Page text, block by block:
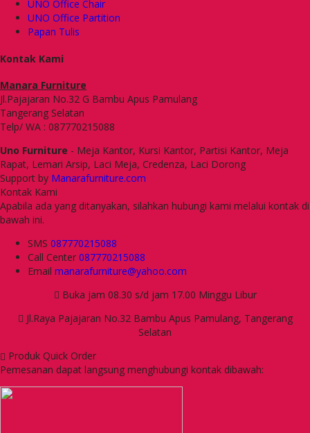
UNO Office Chair
UNO Office Partition
Papan Tulis
Kontak Kami
Manara Furniture
Jl.Pajajaran No.32 G Bambu Apus Pamulang
Tangerang Selatan
Telp/ WA : 087770215088
Uno Furniture - Meja Kantor, Kursi Kantor, Partisi Kantor, Meja
Rapat, Lemari Arsip, Laci Meja, Credenza, Laci Dorong
Support by Manarafurniture.com
Kontak Kami
Apabila ada yang ditanyakan, silahkan hubungi kami melalui kontak di
bawah ini.
SMS 087770215088
Call Center 087770215088
Email manarafurniture@yahoo.com
Buka jam 08.30 s/d jam 17.00 Minggu Libur
Jl.Raya Pajajaran No.32 Bambu Apus Pamulang, Tangerang
Selatan
Produk Quick Order
Pemesanan dapat langsung menghubungi kontak dibawah: